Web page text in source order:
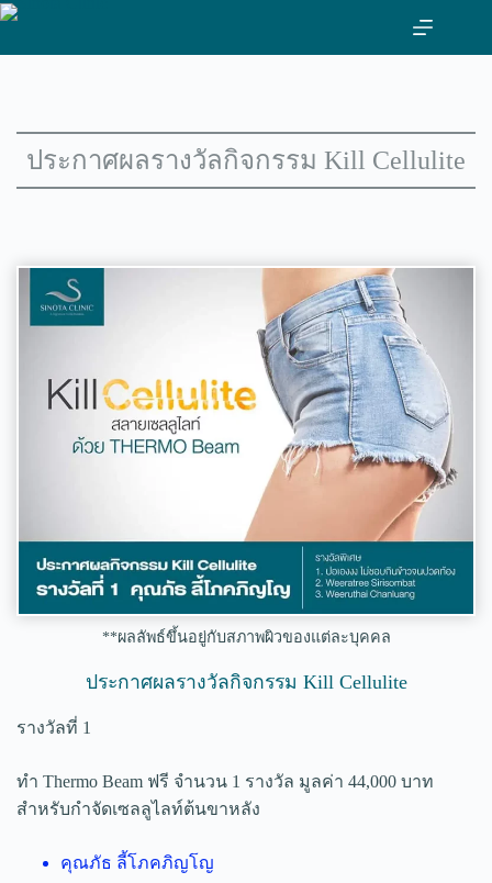
ข้าม
ประกาศผลรางวัลกิจกรรม Kill Cellulite
**ผลลัพธ์ขึ้นอยู่กับสภาพผิวของแต่ละบุคคล
ประกาศผลรางวัลกิจกรรม Kill Cellulite
รางวัลที่ 1
ทำ Thermo Beam ฟรี จำนวน 1 รางวัล มูลค่า 44,000 บาท
สำหรับกำจัดเซลลูไลท์ต้นขาหลัง
คุณภัธ ลี้โภคภิญโญ